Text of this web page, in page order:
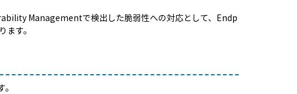
Managementで検出した脆弱性への対応として、Endp
す。